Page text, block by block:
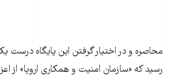
محاصره و در اختیار گرفتن این پایگاه درست
رسید که «سازمان امنیت و همکاری اروپا» از